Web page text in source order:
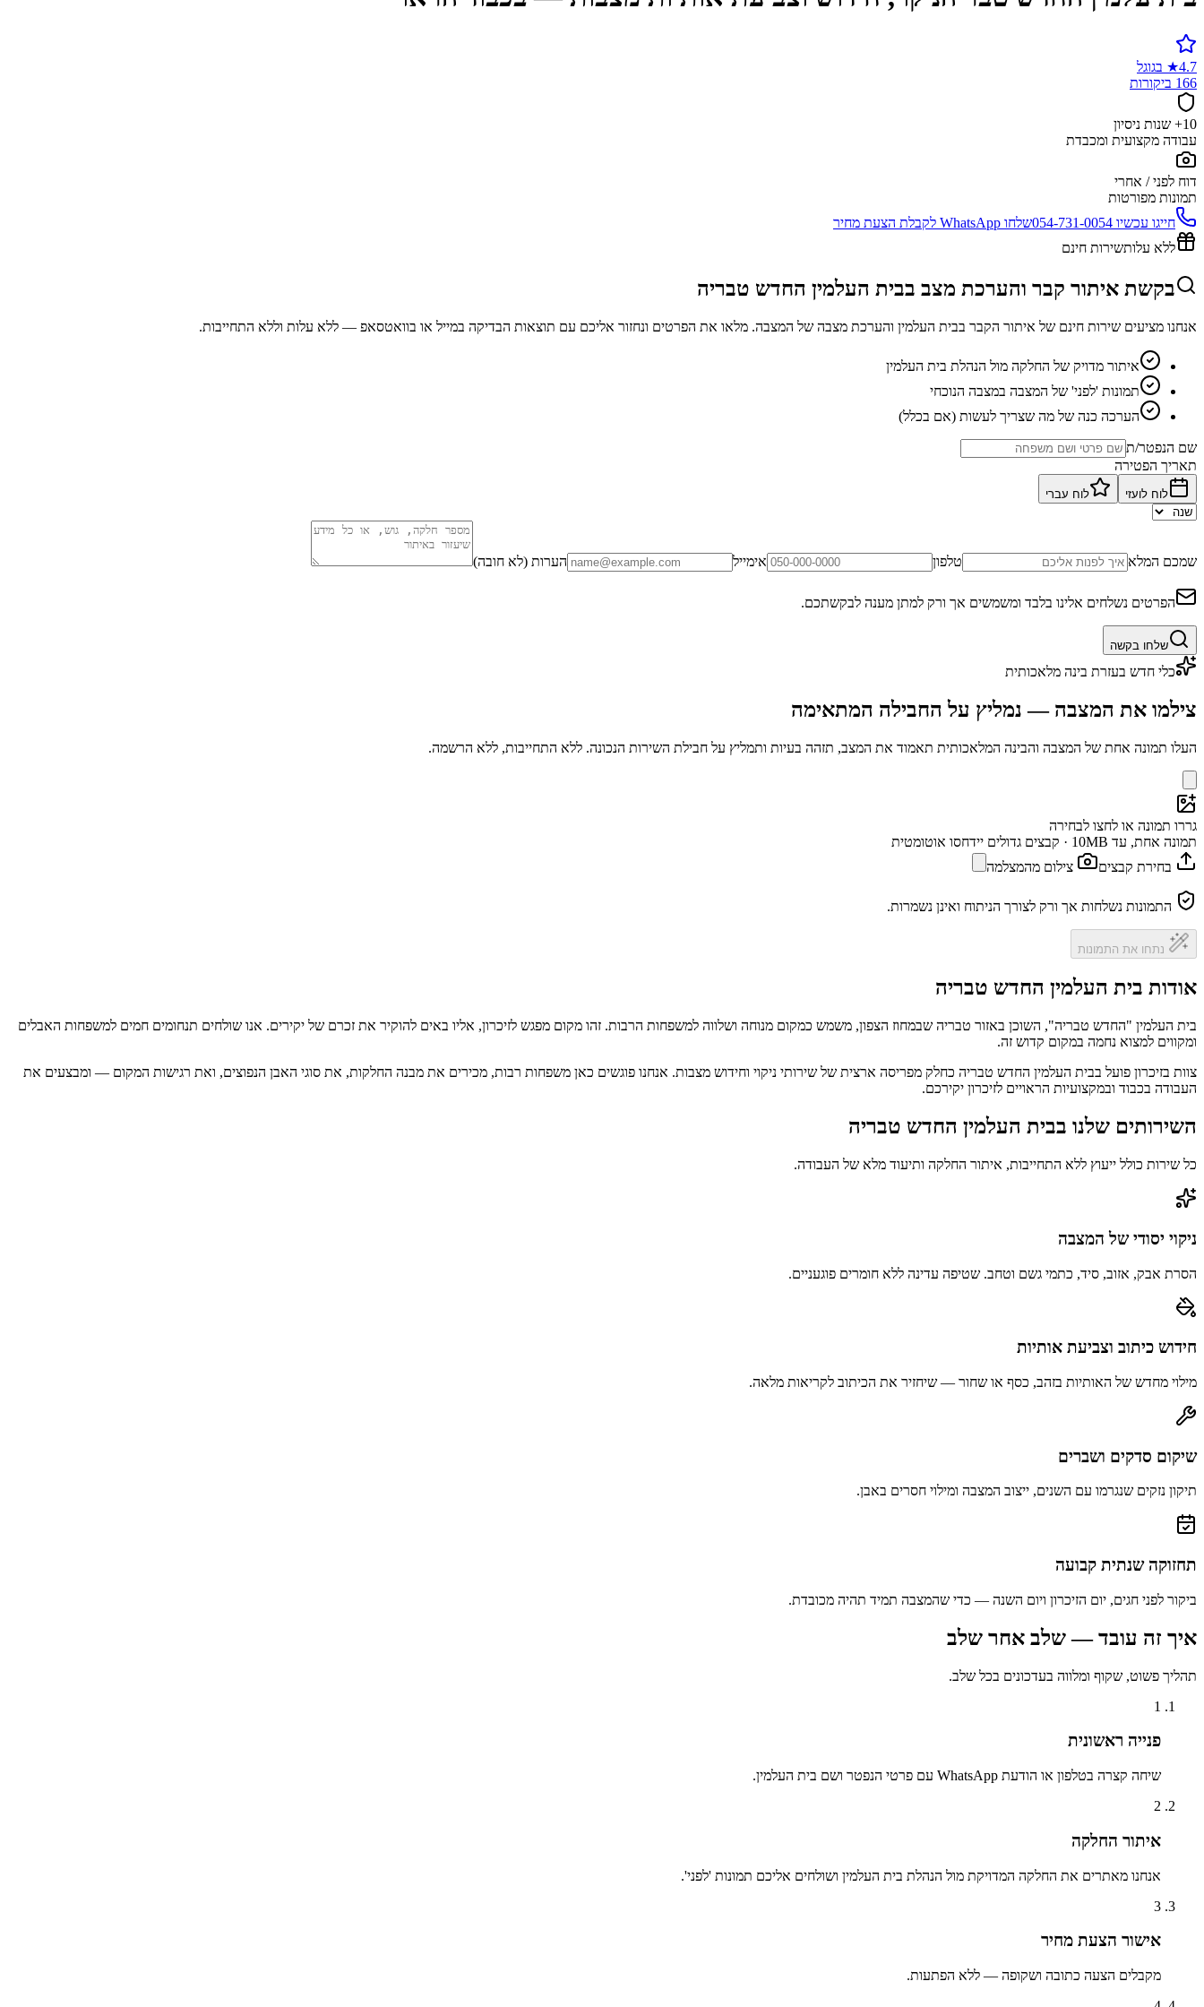
4.7
★ בגוגל
166 ביקורות
10+ שנות ניסיון
עבודה מקצועית ומכבדת
דוח לפני / אחרי
תמונות מפורטות
חייגו עכשיו 054-731-0054שלחו WhatsApp לקבלת הצעת מחיר
ללא עלותשירות חינם
בקשת איתור קבר והערכת מצב בבית העלמין החדש טבריה
אנחנו מציעים שירות חינם של איתור הקבר בבית העלמין והערכת מצבה של המצבה. מלאו את הפרטים ונחזור אליכם עם תוצאות הבדיקה במייל או בוואטסאפ — ללא עלות וללא התחייבות.
איתור מדויק של החלקה מול הנהלת בית העלמין
תמונות 'לפני' של המצבה במצבה הנוכחי
הערכה כנה של מה שצריך לעשות (אם בכלל)
שם הנפטר/ת
תאריך הפטירה
לוח לועזי לוח עברי
שמכם המלא טלפון אימייל הערות (לא חובה)
הפרטים נשלחים אלינו בלבד ומשמשים אך ורק למתן מענה לבקשתכם.
שלחו בקשה
כלי חדש בעזרת בינה מלאכותית
צילמו את המצבה — נמליץ על החבילה המתאימה
העלו תמונה אחת של המצבה והבינה המלאכותית תאמוד את המצב, תזהה בעיות ותמליץ על חבילת השירות הנכונה. ללא התחייבות, ללא הרשמה.
גררו תמונה או לחצו לבחירה
תמונה אחת, עד 10MB · קבצים גדולים יידחסו אוטומטית
בחירת קבצים
צילום מהמצלמה
התמונות נשלחות אך ורק לצורך הניתוח ואינן נשמרות.
נתחו את התמונות
אודות בית העלמין החדש טבריה
בית העלמין "החדש טבריה", השוכן באזור טבריה שבמחוז הצפון, משמש כמקום מנוחה ושלווה למשפחות הרבות. זהו מקום מפגש לזיכרון, אליו באים להוקיר את זכרם של יקירים. אנו שולחים תנחומים חמים למשפחות האבלים
ומקווים למצוא נחמה במקום קדוש זה.
צוות בזיכרון פועל בבית העלמין החדש טבריה כחלק מפריסה ארצית של שירותי ניקוי וחידוש מצבות. אנחנו פוגשים כאן משפחות רבות, מכירים את מבנה החלקות, את סוגי האבן הנפוצים, ואת רגישות המקום — ומבצעים את
העבודה בכבוד ובמקצועיות הראויים לזיכרון יקירכם.
השירותים שלנו בבית העלמין החדש טבריה
כל שירות כולל ייעוץ ללא התחייבות, איתור החלקה ותיעוד מלא של העבודה.
ניקוי יסודי של המצבה
הסרת אבק, אזוב, סיד, כתמי גשם וטחב. שטיפה עדינה ללא חומרים פוגעניים.
חידוש כיתוב וצביעת אותיות
מילוי מחדש של האותיות בזהב, כסף או שחור — שיחזיר את הכיתוב לקריאות מלאה.
שיקום סדקים ושברים
תיקון נזקים שנגרמו עם השנים, ייצוב המצבה ומילוי חסרים באבן.
תחזוקה שנתית קבועה
ביקור לפני חגים, יום הזיכרון ויום השנה — כדי שהמצבה תמיד תהיה מכובדת.
איך זה עובד — שלב אחר שלב
תהליך פשוט, שקוף ומלווה בעדכונים בכל שלב.
1
פנייה ראשונית
שיחה קצרה בטלפון או הודעת WhatsApp עם פרטי הנפטר ושם בית העלמין.
2
איתור החלקה
אנחנו מאתרים את החלקה המדויקת מול הנהלת בית העלמין ושולחים אליכם תמונות 'לפני'.
3
אישור הצעת מחיר
מקבלים הצעה כתובה ושקופה — ללא הפתעות.